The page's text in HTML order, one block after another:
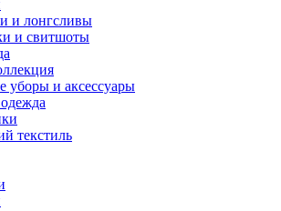
и лонгсливы
и свитшоты
уборы и аксессуары
текстиль